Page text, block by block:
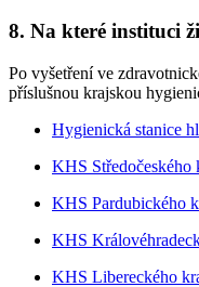
8. Na které instituci
Po vyšetření ve
příslušnou krajskou
Hygienická stanice
KHS Středočeského
KHS Pardubického
KHS
KHS Libereckého